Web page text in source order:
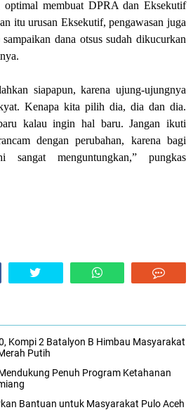
optimal membuat DPRA dan Eksekutif
itu urusan Eksekutif, pengawasan juga
dana otsus sudah dikucurkan
siapapun, karena ujung-ujungnya
Kenapa kita pilih dia, dia dan dia.
kalau ingin hal baru. Jangan ikuti
dengan perubahan, karena bagi
sangat menguntungkan,” pungkas
Kompi 2 Batalyon B Himbau Masyarakat
Putih
Penuh Program Ketahanan
Bantuan untuk Masyarakat Pulo Aceh